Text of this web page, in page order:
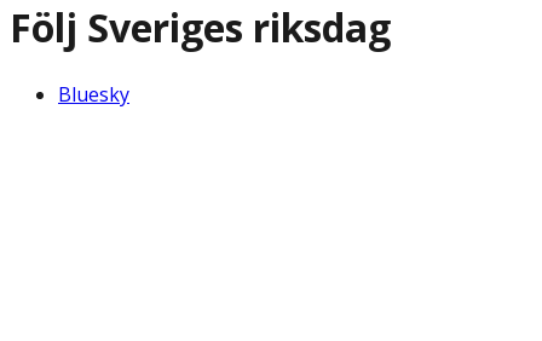
Följ Sveriges riksdag
Bluesky